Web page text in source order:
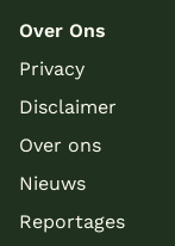
Over Ons
Privacy
Disclaimer
Over ons
Nieuws
Reportages